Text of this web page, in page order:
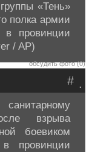
«Тень»
полка армии
провинции
/ AP)
обсудить фото (0)
.
#
взрыва
боевиком
провинции